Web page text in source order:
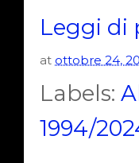
Leggi di
at ottobre 24,
Labels:
1994/